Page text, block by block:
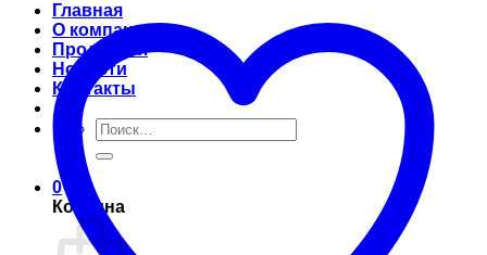
Главная
О компании
Продукция
Новости
Контакты
Искать:
0
Корзина